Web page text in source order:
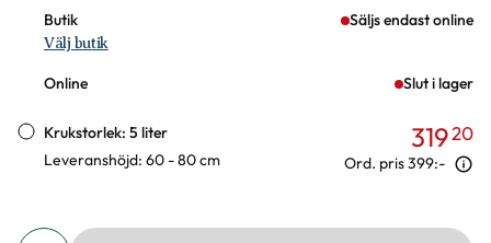
Butik Säljs endast online
Välj butik
Online Slut i lager
Krukstorlek: 5 liter
Leveranshöjd: 60 - 80 cm
31920
Ord. pris399:-